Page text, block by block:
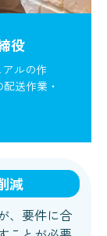
役
アルの作
送作業・
減
、要件に合